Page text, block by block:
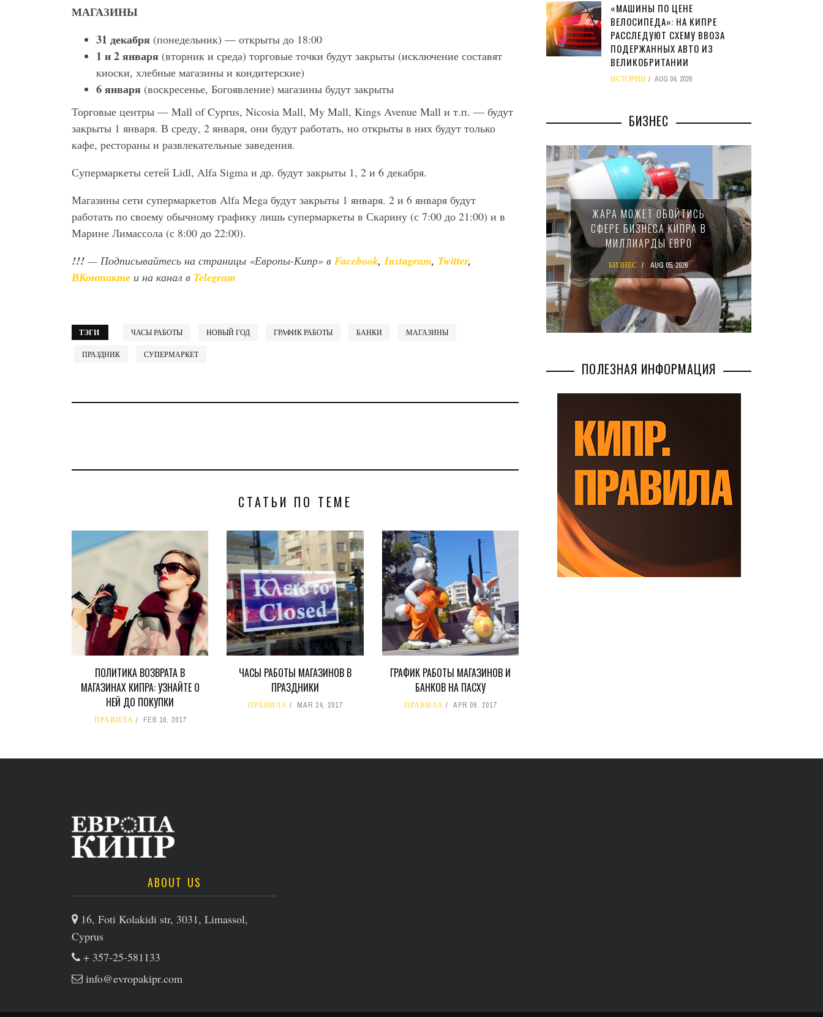
МАГАЗИНЫ
31 декабря (понедельник) — открыты до 18:00
1 и 2 января (вторник и среда) торговые точки будут закрыты (исключение составят
киоски, хлебные магазины и кондитерские)
6 января (воскресенье, Богоявление) магазины будут закрыты
Торговые центры — Mall of Cyprus, Nicosia Mall, My Mall, Kings Avenue Mall и т.п. — будут
закрыты 1 января. В среду, 2 января, они будут работать, но открыты в них будут только
кафе, рестораны и развлекательные заведения.
Супермаркеты сетей Lidl, Alfa Sigma и др. будут закрыты 1, 2 и 6 декабря.
Магазины сети супермаркетов Alfa Mega будут закрыты 1 января. 2 и 6 января будут
работать по своему обычному графику лишь супермаркеты в Скарину (с 7:00 до 21:00) и в
Марине Лимассола (с 8:00 до 22:00).
!!! — Подписывайтесь на страницы «Европы-Кипр» в Facebook,Instagram, Twitter,
ВКонтакте и на канал в Telegram
ТЭГИ ЧАСЫ РАБОТЫ НОВЫЙ ГОД ГРАФИК РАБОТЫ БАНКИ МАГАЗИНЫ
ПРАЗДНИК СУПЕРМАРКЕТ
СТАТЬИ ПО ТЕМЕ
ПОЛИТИКА ВОЗВРАТА В
МАГАЗИНАХ КИПРА: УЗНАЙТЕ О
НЕЙ ДО ПОКУПКИ
ПРАВИЛА FEB 16, 2017
ЧАСЫ РАБОТЫ МАГАЗИНОВ В
ПРАЗДНИКИ
ПРАВИЛА MAR 24, 2017
ГРАФИК РАБОТЫ МАГАЗИНОВ И
БАНКОВ НА ПАСХУ
ПРАВИЛА APR 06, 2017
«МАШИНЫ ПО ЦЕНЕ
ВЕЛОСИПЕДА»: НА КИПРЕ
РАССЛЕДУЮТ СХЕМУ ВВОЗА
ПОДЕРЖАННЫХ АВТО ИЗ
ВЕЛИКОБРИТАНИИ
ИСТОРИИ AUG 04, 2026
БИЗНЕС
В 2028 ГОДУ ENI НАЧНЕТ
ДОБЫЧУ ГАЗА НА
ЖАРА МОЖЕТ ОБОЙТИСЬ
СФЕРЕ БИЗНЕСА КИПРА В
МИЛЛИАРДЫ ЕВРО
БИЗНЕС AUG 05, 2026
ПОЛЕЗНАЯ ИНФОРМАЦИЯ
ABOUT US
16, Foti Kolakidi str, 3031, Limassol,
Cyprus
+ 357-25-581133
info@evropakipr.com